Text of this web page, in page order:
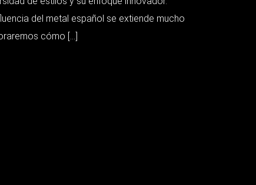
del metal español se extiende mucho
cómo […]